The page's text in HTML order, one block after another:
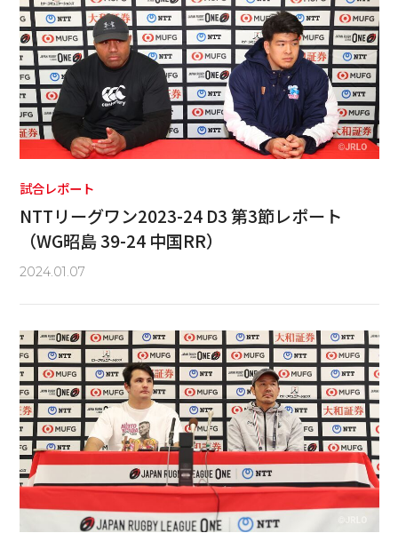
試合レポート
NTTリーグワン2023-24 D3 第3節レポート
（WG昭島 39-24 中国RR）
2024.01.07